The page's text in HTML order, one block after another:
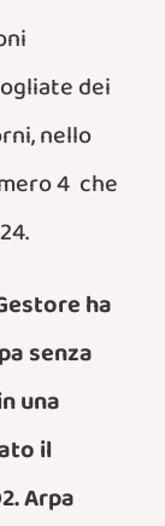
dei
nello
4 che
ha
senza
una
il
Arpa